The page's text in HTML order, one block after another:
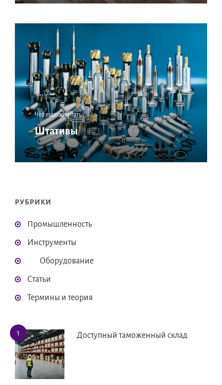
Что еще почитать:
Штативы
РУБРИКИ
Промышленность
Инструменты
Оборудование
Статьи
Термины и теория
Доступный таможенный склад